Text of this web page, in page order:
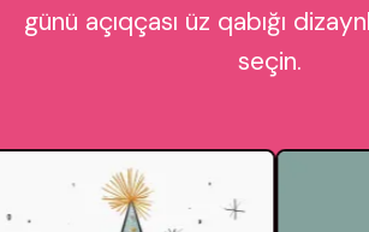
günü açıqçası üz qabığı
seçin.